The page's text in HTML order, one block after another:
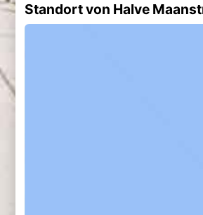
Standort von Halve